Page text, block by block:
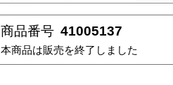
商品番号 41005137
本商品は販売を終了しました